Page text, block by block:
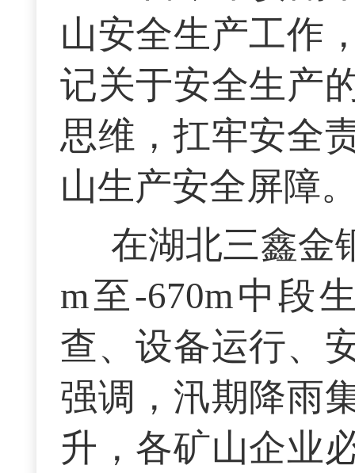
山安全生产工作
记关于安全生产
思维，扛牢安全
山生产安全屏障
在湖北三鑫金
m至-670m中段
查、设备运行、
强调，汛期降雨
升，各矿山企业